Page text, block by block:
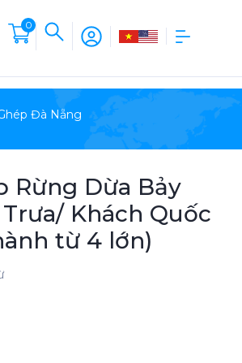
0
Đà Nẵng
Rừng Dừa Bảy
Khách Quốc
từ 4 lớn)